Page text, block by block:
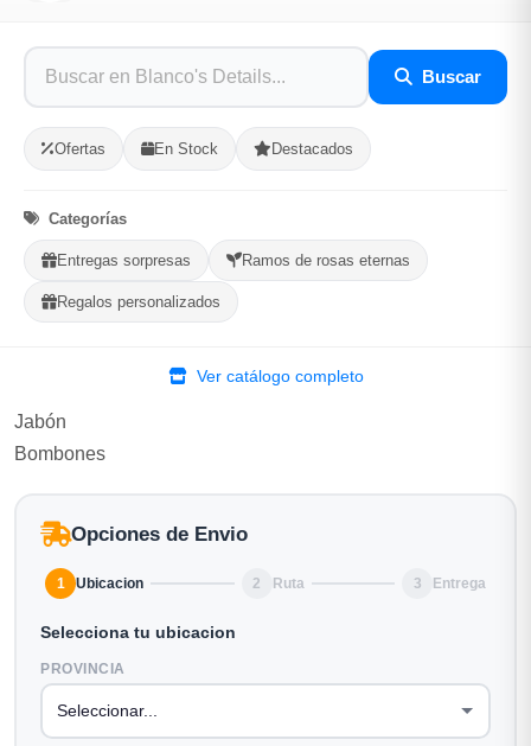
Buscar
Ofertas En Stock Destacados
Categorías
Entregas sorpresas Ramos de rosas eternas
Regalos personalizados
Ver catálogo completo
Cajita de regalo
Sé el primero en opinar
SKU: BLAN-9D43B8C1
En Stock
Listo para Entregar
Jabón
Bombones
Opciones de Envio
1 Ubicacion 2 Ruta 3 Entrega
Selecciona tu ubicacion
PROVINCIA